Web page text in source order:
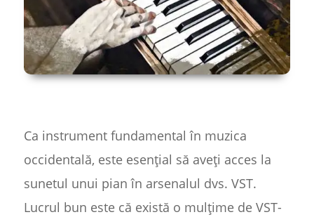
Ca instrument fundamental în muzica
occidentală, este esențial să aveți acces la
sunetul unui pian în arsenalul dvs. VST.
Lucrul bun este că există o mulțime de VST-